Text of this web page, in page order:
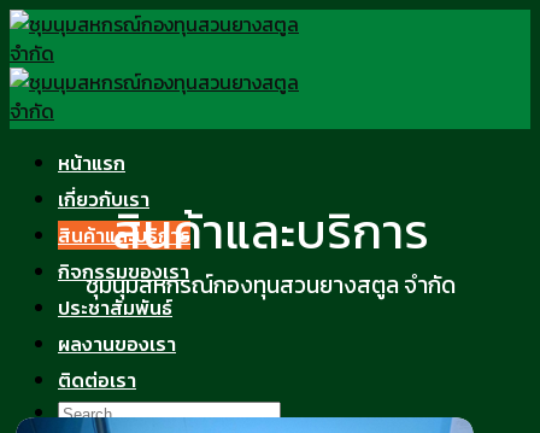
Skip
to
content
หน้าแรก
เกี่ยวกับเรา
สินค้าและบริการ
กิจกรรมของเรา
ประชาสัมพันธ์
ผลงานของเรา
ติดต่อเรา
สินค้าและบริการ
ชุมนุมสหกรณ์กองทุนสวนยางสตูล จำกัด